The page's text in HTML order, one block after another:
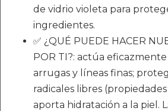
de vidrio violeta para
ingredientes.
✅ ¿QUÉ PUEDE HACER
POR TI?: actúa
arrugas y líneas finas;
radicales libres
aporta hidratación a la piel.